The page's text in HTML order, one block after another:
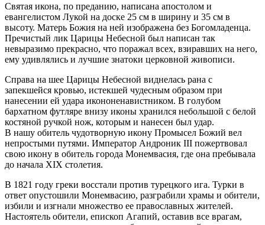
Святая икона, по преданию, написана апостолом и
евангелистом Лукой на доске 25 см в ширину и 35 см в
высоту. Матерь Божия на ней изображена без Богомладенца.
Пречистый лик Царицы Небесной был написан так
невыразимо прекрасно, что поражал всех, взиравших на него,
ему удивлялись и лучшие знатоки церковной живописи.
Справа на шее Царицы Небесной виднелась рана с
запекшейся кровью, истекшей чудесным образом при
нанесении ей удара икононенавистником. В голубом
бархатном футляре внизу иконы хранился небольшой с белой
костяной ручкой нож, которым и нанесен был удар.
В нашу обитель чудотворную икону Промысел Божий вел
непростыми путями. Император Андроник III пожертвовал
свою икону в обитель города Монемвасия, где она пребывала
до начала XIX столетия.
В 1821 году греки восстали против турецкого ига. Турки в
ответ опустошили Монемвасию, разграбили храмы и обители,
избили и изгнали множество ее православных жителей.
Настоятель обители, епископ Агапий, оставив все врагам,